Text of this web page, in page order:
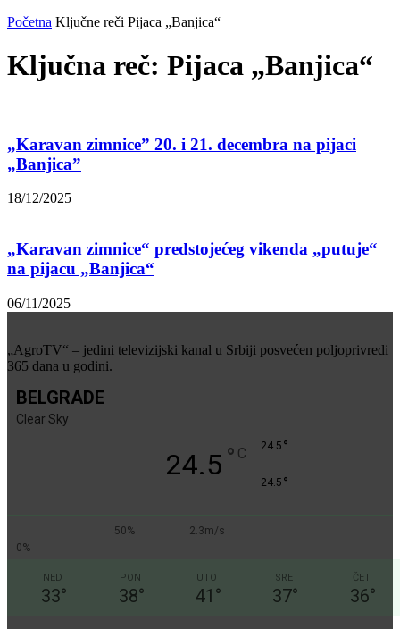
Početna Ključne reči Pijaca „Banjica“
Ključna reč: Pijaca „Banjica“
„Karavan zimnice” 20. i 21. decembra na pijaci
„Banjica”
18/12/2025
„Karavan zimnice“ predstojećeg vikenda „putuje“
na pijacu „Banjica“
06/11/2025
„AgroTV“ – jedini televizijski kanal u Srbiji posvećen poljoprivredi
365 dana u godini.
BELGRADE
Clear Sky
24.5 ° C 24.5 °
24.5 °
50%
2.3m/s
0%
NED
33°
PON
38°
UTO
41 °
SRE
37°
ČET
36°